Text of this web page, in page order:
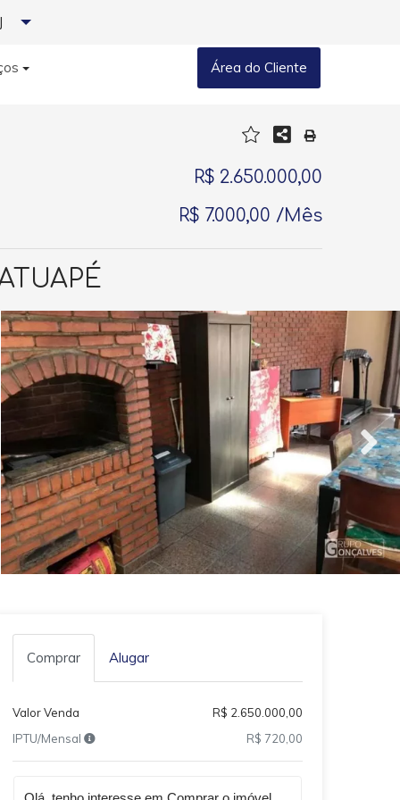
Área do Cliente
R$ 2.650.000,00
R$ 7.000,00 /Mês
Comprar Alugar
Valor Venda
R$ 2.650.000,00
IPTU/Mensal
R$ 720,00